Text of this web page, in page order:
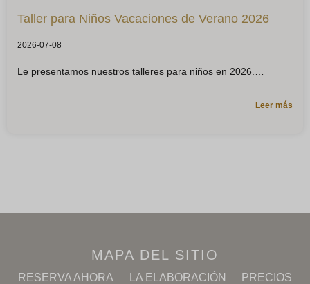
Taller para Niños Vacaciones de Verano 2026
2026-07-08
Le presentamos nuestros talleres para niños en 2026.
Leer más
MAPA DEL SITIO
RESERVA AHORA LA ELABORACIÓN PRECIOS